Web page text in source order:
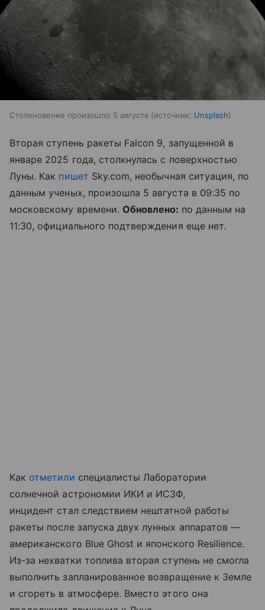
Столкновение произошло 5 августа источник: Unsplash
Вторая ступень ракеты Falcon 9, запущенной в
январе 2025 года, столкнулась с поверхностью
Луны. Как пишет Sky.com, необычная ситуация, по
данным ученых, произошла 5 августа в 09:35 по
московскому времени. Обновлено: по данным на
11:30, официального подтверждения еще нет.
Как отметили специалисты Лаборатории
солнечной астрономии ИКИ и ИСЗФ,
инцидент стал следствием нештатной работы
ракеты после запуска двух лунных аппаратов —
американского Blue Ghost и японского Resilience.
Из-за нехватки топлива вторая ступень не смогла
выполнить запланированное возвращение к Земле
и сгореть в атмосфере. Вместо этого она